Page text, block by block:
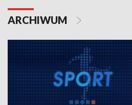
ARCHIWUM